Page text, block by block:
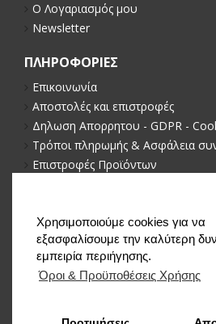
Χρησιμοποιούμε cookies για να
εξασφαλίσουμε την καλύτερη
εμπειρία περιήγησης.
Όροι & Προϋποθέσεις Xρήσης
Ο Λογαριασμός μου
Newsletter
ΠΛΗΡΟΦΟΡΙΕΣ
Επικοινωνία
Αποστολές και επιστροφές
Δηλωση Απορρητου - GDPR -
Τρόποι πληρωμής & Ασφάλεια
Επιστροφές Προϊόντων
NEWSLETTER
Μείνετε ενημερωμένοι με νέα και
στο newsletter μας